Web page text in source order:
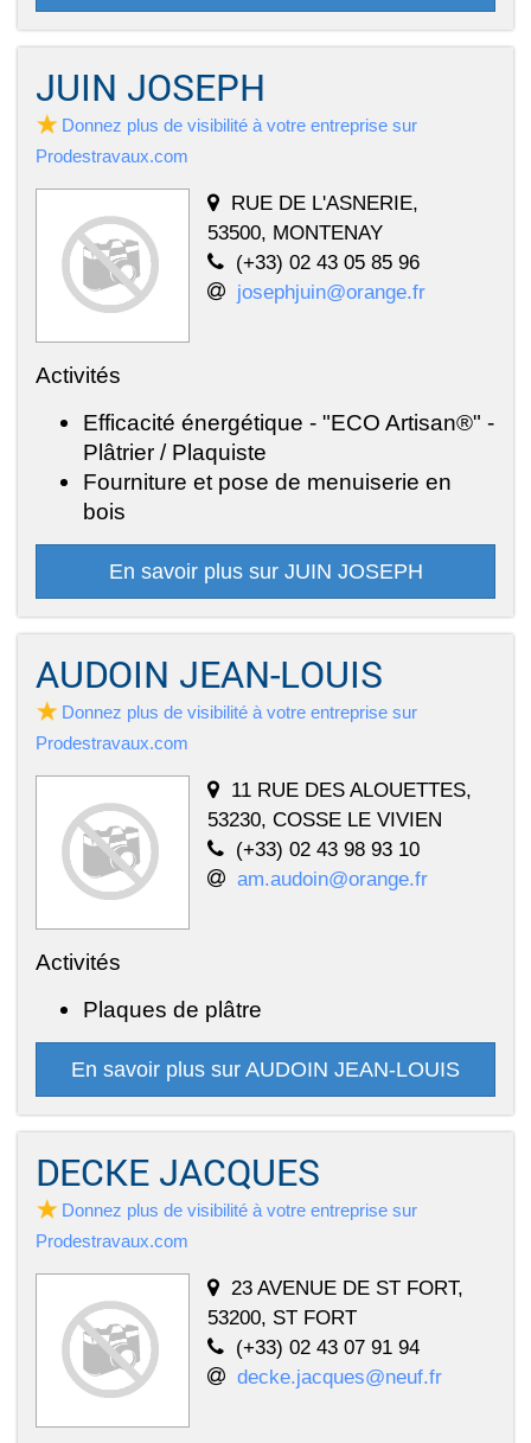
JUIN JOSEPH
Donnez plus de visibilité à votre entreprise sur
Prodestravaux.com
RUE DE L'ASNERIE,
53500, MONTENAY
(+33) 02 43 05 85 96
josephjuin@orange.fr
Activités
Efficacité énergétique - "ECO Artisan®" -
Plâtrier / Plaquiste
Fourniture et pose de menuiserie en
bois
En savoir plus sur JUIN JOSEPH
AUDOIN JEAN-LOUIS
Donnez plus de visibilité à votre entreprise sur
Prodestravaux.com
11 RUE DES ALOUETTES,
53230, COSSE LE VIVIEN
(+33) 02 43 98 93 10
am.audoin@orange.fr
Activités
Plaques de plâtre
En savoir plus sur AUDOIN JEAN-LOUIS
DECKE JACQUES
Donnez plus de visibilité à votre entreprise sur
Prodestravaux.com
23 AVENUE DE ST FORT,
53200, ST FORT
(+33) 02 43 07 91 94
decke.jacques@neuf.fr